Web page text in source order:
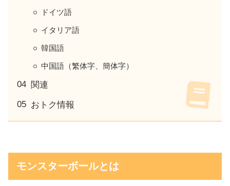
ドイツ語
イタリア語
韓国語
中国語（繁体字、簡体字）
関連
おトク情報
モンスターボールとは